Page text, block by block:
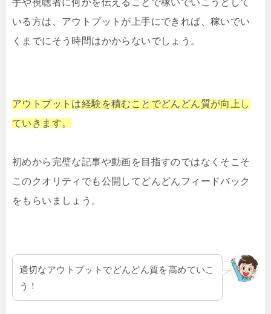
手や視聴者に何かを伝えることで稼いでいこうとして
いる方は、アウトプットが上手にできれば、稼いでい
くまでにそう時間はかからないでしょう。
アウトプットは経験を積むことでどんどん質が向上し
ていきます。
初めから完璧な記事や動画を目指すのではなくそこそ
このクオリティでも公開してどんどんフィードバック
をもらいましょう。
適切なアウトプットでどんどん質を高めていこ
う！